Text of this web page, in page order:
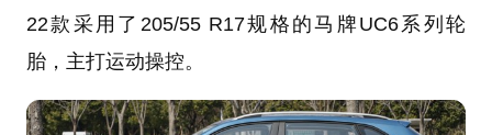
22款采用了205/55 R17规格的马牌UC6系列轮
胎，主打运动操控。